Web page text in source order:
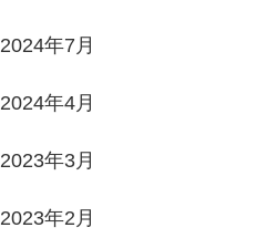
2024年7月
2024年4月
2023年3月
2023年2月